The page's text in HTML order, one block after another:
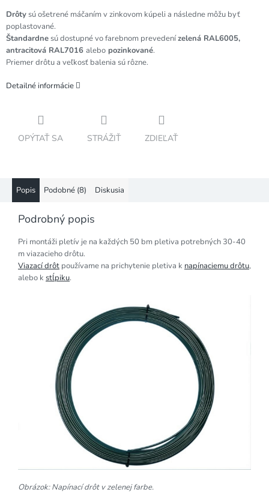
Drôtysú ošetrené máčaním v zinkovom kúpeli a následne môžu byť
poplastované.
Štandardnesú dostupné vo farebnom prevedenízelená RAL6005,
antracitová RAL7016 alebo pozinkované.
Priemer drôtu a veľkosť balenia sú rôzne.
Detailné informácie
OPÝTAŤ SA STRÁŽIŤ ZDIEĽAŤ
Popis Podobné (8) Diskusia
Podrobný popis
Pri montáži pletív je na každých 50 bm pletiva potrebných 30-40
m viazacieho drôtu.
Viazací drôt používame na prichytenie pletiva k napínaciemu drôtu,
alebo k stĺpiku.
Obrázok: Napínací drôt v zelenej farbe.